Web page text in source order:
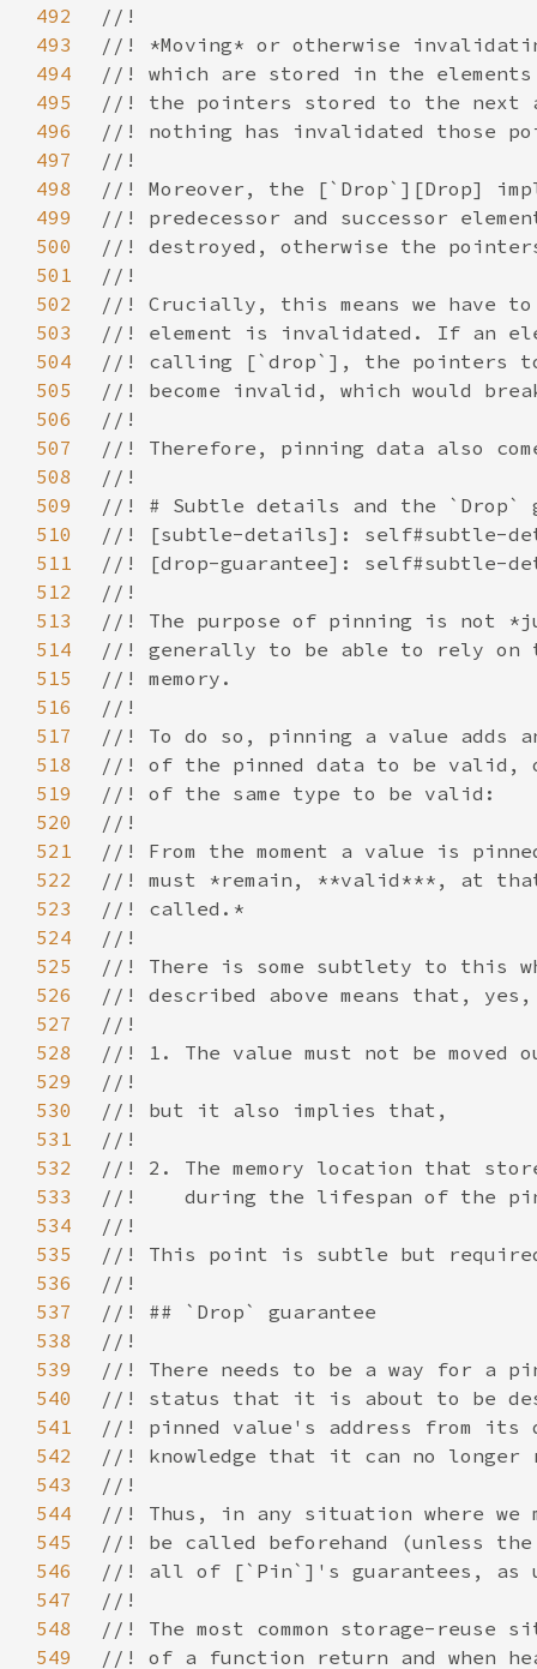
492
493
494
495
496
497
498
499
500
501
502
503
504
505
506
507
508
509
510
511
512
513
514
515
516
517
518
519
520
521
522
523
524
525
526
527
528
529
530
531
532
533
534
535
536
537
538
539
540
541
542
543
544
545
546
547
548
549